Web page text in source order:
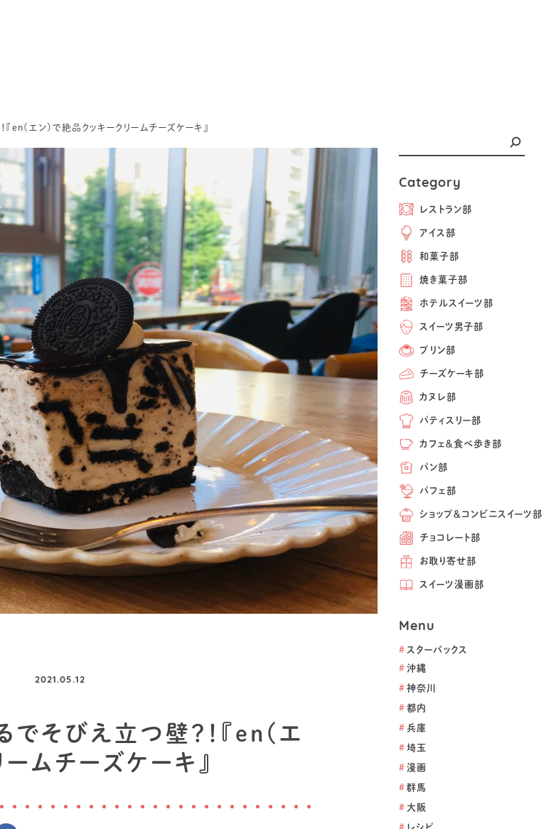
Category
レストラン部
アイス部
和菓子部
焼き菓子部
ホテルスイーツ部
スイーツ男子部
プリン部
チーズケーキ部
カヌレ部
パティスリー部
カフェ＆食べ歩き部
パン部
パフェ部
ショップ＆コンビニスイーツ部
チョコレート部
お取り寄せ部
スイーツ漫画部
Menu
# スターバックス
# 沖縄
# 神奈川
# 都内
# 兵庫
# 埼玉
# 漫画
# 群馬
# 大阪
en(エン)で絶品クッキークリームチーズケーキ』
2021.05.12
そびえ立つ壁？！『en(エ
ムチーズケーキ』